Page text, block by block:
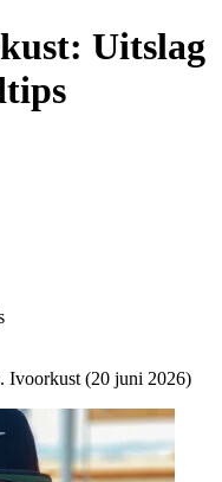
Uitslag
Ivoorkust (20 juni 2026)